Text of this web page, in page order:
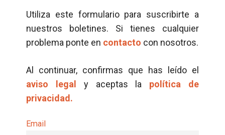
Utiliza este formulario para suscribirte a
nuestros boletines. Si tienes cualquier
problema ponte en contacto con nosotros.
Al continuar, confirmas que has leído el
aviso legal
y aceptas la política de
privacidad.
Email